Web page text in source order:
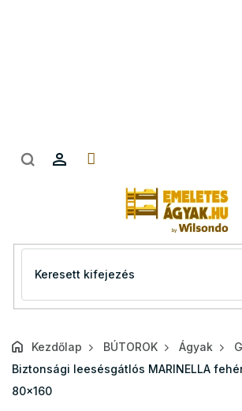
Kezdőlap BÚTOROK Ágyak
Biztonsági leesésgátlós MARINELLA
80x160